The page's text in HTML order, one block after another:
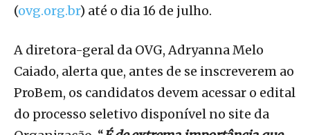
(ovg.org.br) até o dia 16 de julho.
A diretora-geral da OVG, Adryanna Melo
Caiado, alerta que, antes de se inscreverem ao
ProBem, os candidatos devem acessar o edital
do processo seletivo disponível no site da